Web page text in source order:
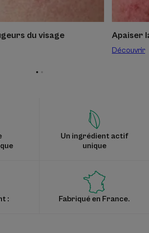
du visage Apaiser
Découvrir
Un ingrédient actif
unique
: Fabriqué en France.